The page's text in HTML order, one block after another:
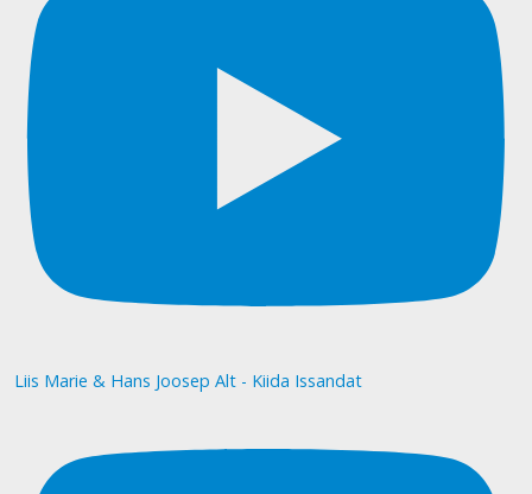
Liis Marie & Hans Joosep Alt - Kiida Issandat